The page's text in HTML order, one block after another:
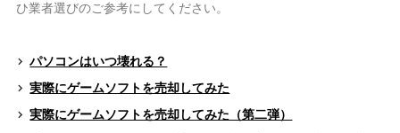
ひ業者選びのご参考にしてください。
パソコンはいつ壊れる？
実際にゲームソフトを売却してみた
実際にゲームソフトを売却してみた（第二弾）